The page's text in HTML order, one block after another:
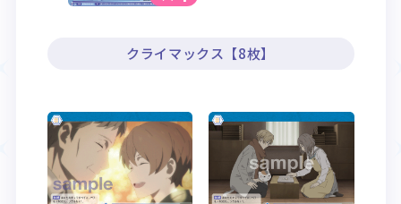
クライマックス【8枚】